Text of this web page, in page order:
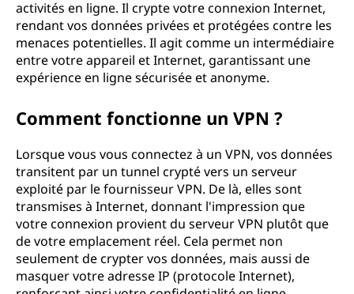
activités en ligne. Il crypte votre connexion Internet,
rendant vos données privées et protégées contre les
menaces potentielles. Il agit comme un intermédiaire
entre votre appareil et Internet, garantissant une
expérience en ligne sécurisée et anonyme.
Comment fonctionne un VPN ?
Lorsque vous vous connectez à un VPN, vos données
transitent par un tunnel crypté vers un serveur
exploité par le fournisseur VPN. De là, elles sont
transmises à Internet, donnant l'impression que
votre connexion provient du serveur VPN plutôt que
de votre emplacement réel. Cela permet non
seulement de crypter vos données, mais aussi de
masquer votre adresse IP (protocole Internet),